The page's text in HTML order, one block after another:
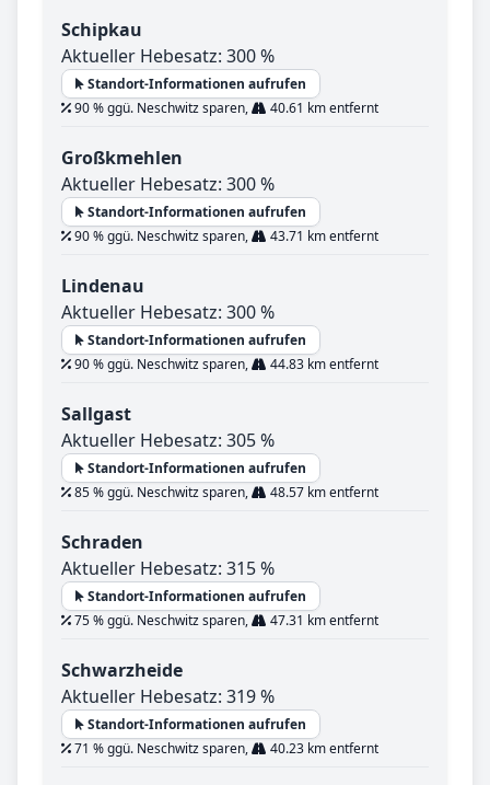
Schipkau
Aktueller Hebesatz: 300 %
Standort-Informationen aufrufen
90 % ggü. Neschwitz sparen,
40.61 km entfernt
Großkmehlen
Aktueller Hebesatz: 300 %
Standort-Informationen aufrufen
90 % ggü. Neschwitz sparen,
43.71 km entfernt
Lindenau
Aktueller Hebesatz: 300 %
Standort-Informationen aufrufen
90 % ggü. Neschwitz sparen,
44.83 km entfernt
Sallgast
Aktueller Hebesatz: 305 %
Standort-Informationen aufrufen
85 % ggü. Neschwitz sparen,
48.57 km entfernt
Schraden
Aktueller Hebesatz: 315 %
Standort-Informationen aufrufen
75 % ggü. Neschwitz sparen,
47.31 km entfernt
Schwarzheide
Aktueller Hebesatz: 319 %
Standort-Informationen aufrufen
71 % ggü. Neschwitz sparen,
40.23 km entfernt